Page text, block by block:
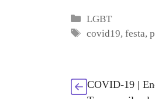
candidatura de
Portugal ao
Categorias
LGBT
Etiquetas
covid19,festa,
COVID-19 |